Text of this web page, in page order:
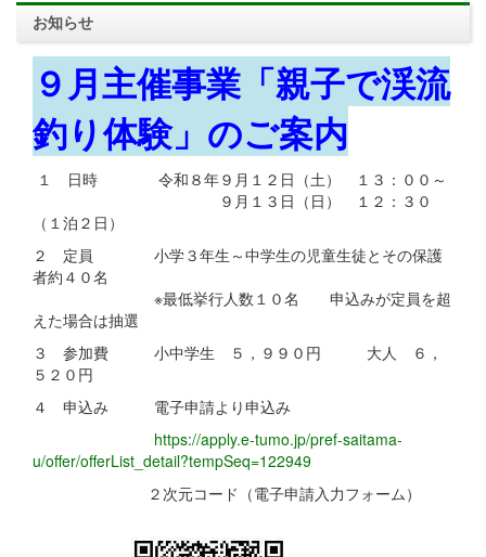
お知らせ
９月主催事業「親子で渓流
釣り体験」のご案内
１ 日時 令和８年９月１２日（土） １３：００～
９月１３日（日） １２：３０
（１泊２日）
２ 定員 小学３年生～中学生の児童生徒とその保護
者約４０名
※最低挙行人数１０名 申込みが定員を超
えた場合は抽選
３ 参加費 小中学生 ５，９９０円 大人 ６，
５２０円
４ 申込み 電子申請より申込み
https://apply.e-tumo.jp/pref-saitama-
u/offer/offerList_detail?tempSeq=122949
２次元コード（電子申請入力フォーム）